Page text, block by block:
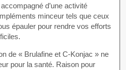
d’une activité
minceur tels que ceux
épauler pour rendre vos efforts
de « Brulafine et C-Konjac » ne
pour la santé. Raison pour